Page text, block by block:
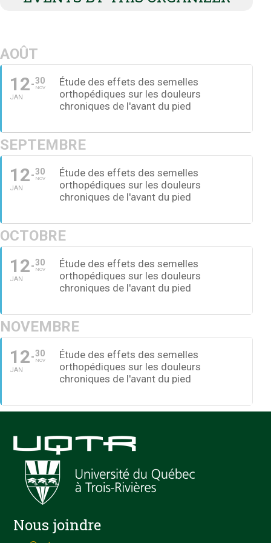
AOÛT
12
JAN
30
NOV
Étude des effets des semelles
orthopédiques sur les douleurs
chroniques de l'avant du pied
SEPTEMBRE
12
JAN
30
NOV
Étude des effets des semelles
orthopédiques sur les douleurs
chroniques de l'avant du pied
OCTOBRE
12
JAN
30
NOV
Étude des effets des semelles
orthopédiques sur les douleurs
chroniques de l'avant du pied
NOVEMBRE
12
JAN
30
NOV
Étude des effets des semelles
orthopédiques sur les douleurs
chroniques de l'avant du pied
Nous joindre